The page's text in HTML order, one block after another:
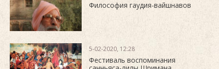
Философия гаудия-вайшнавов
5-02-2020, 12:28
Фестиваль воспоминания